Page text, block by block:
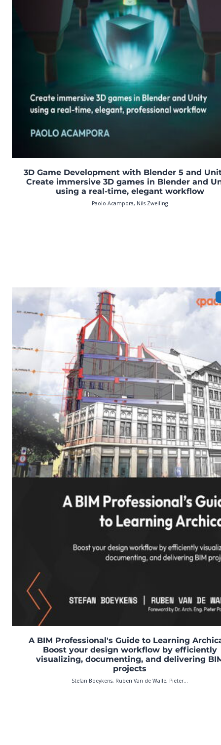
3D Game Development with Blender 5 and
Create immersive 3D games in Blender and
using a real-time, elegant workflow
Paolo Acampora, Nils Zweiling
A BIM Professional's Guide to Learning
Boost your design workflow by efficiently
visualizing, documenting, and delivering
projects
Stefan Boeykens, Ruben Van de Walle, Pieter...